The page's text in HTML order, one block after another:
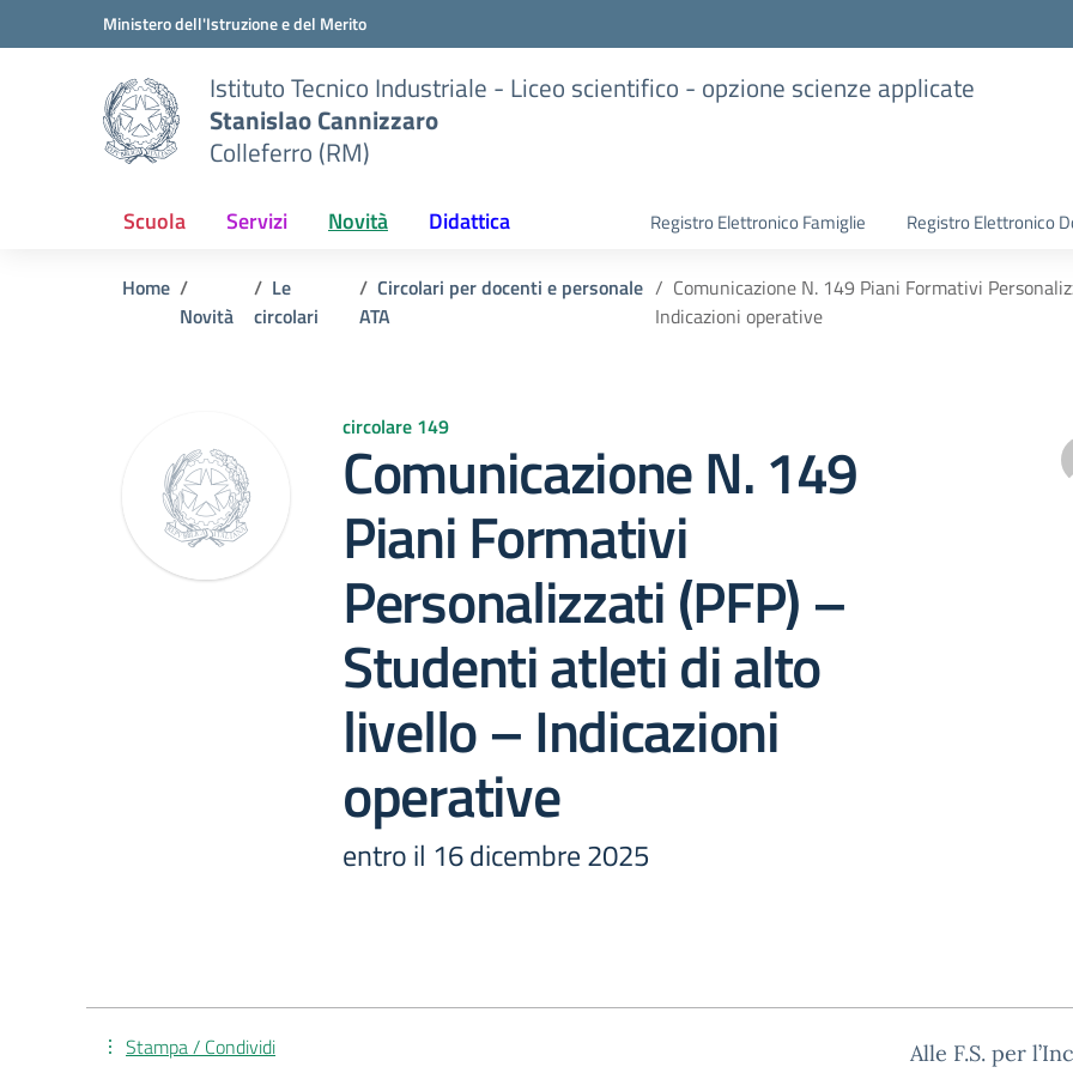
Vai ai contenuti
Vai al menu di navigazioneMinistero dell'Istruzione e del Merito
Istituto Tecnico Industriale - Liceo scientifico - opzione scienze applicate
Stanislao Cannizzaro
Colleferro (RM)
Scuola Servizi Novità Didattica Registro Elettronico Famiglie Registro Elettronico
Home
Novità
Le
circolari
Circolari per docenti e personale
ATA
Comunicazione N. 149 Piani Formativi
Indicazioni operative
circolare 149
Comunicazione N. 149
Piani Formativi
Personalizzati (PFP) –
Studenti atleti di alto
livello – Indicazioni
operative
entro il 16 dicembre 2025
Alle F.S. per
Stampa / Condividi